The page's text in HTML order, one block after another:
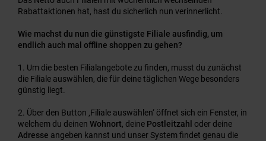
Rabattaktionen hat, hast du sicherlich nun verinnerlicht.
Wie machst du nun die günstigste Filiale ausfindig, um
endlich auch mal offline shoppen zu gehen?
Um die besten Filialangebote zu finden, musst du zunächst
die Filiale auswählen, die für deine täglichen Wege besonders
günstig liegt.
Über den Button ‚Filiale auswählen‘ öffnet sich ein Fenster, in
welchem du deinen Wohnort, deine Postleitzahl oder deine
Adresse angeben kannst und unser System findet genau die